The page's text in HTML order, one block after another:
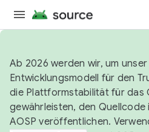
Ab 2026 werden wir, um
Entwicklungsmodell für den
die Plattformstabilität für das
gewährleisten, den Quellcode
AOSP veröffentlichen.